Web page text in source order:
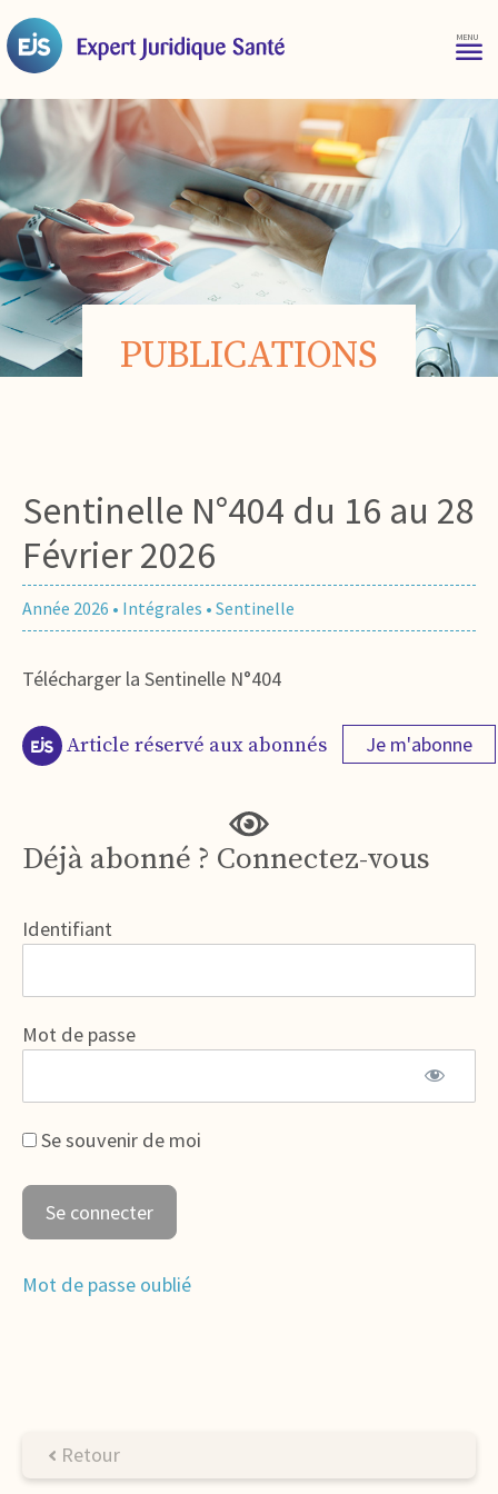
PUBLICATIONS
Sentinelle N°404 du 16 au 28
Février 2026
Année 2026 • Intégrales • Sentinelle
Télécharger la Sentinelle N°404
Article réservé aux abonnés Je m'abonne
Déjà abonné ? Connectez-vous
Identifiant
Mot de passe
Se souvenir de moi
Mot de passe oublié
Retour